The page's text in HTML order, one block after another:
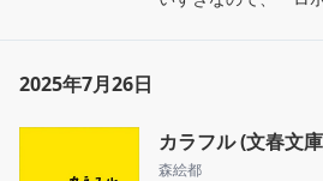
2025年7月26日
カラフル (文春文
森絵都